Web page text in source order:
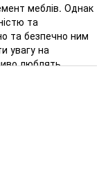
меблів. Однак
та
та безпечно ним
увагу на
люблять
чи